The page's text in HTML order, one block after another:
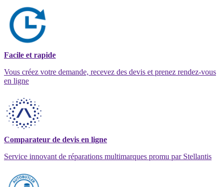
Facile et rapide
Vous créez votre demande, recevez des devis et prenez rendez-vous
en ligne
Comparateur de devis en ligne
Service innovant de réparations multimarques promu par Stellantis